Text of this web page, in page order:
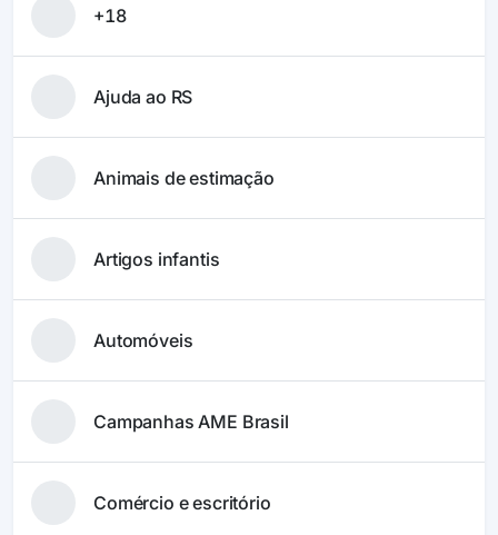
+18
Ajuda ao RS
Animais de estimação
Artigos infantis
Automóveis
Campanhas AME Brasil
Comércio e escritório